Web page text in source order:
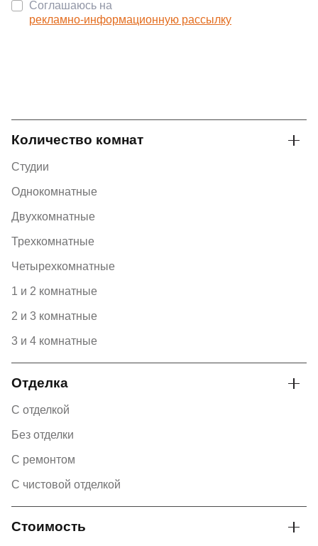
Соглашаюсь на
рекламно-информационную рассылку
Количество комнат
Студии
Однокомнатные
Двухкомнатные
Трехкомнатные
Четырехкомнатные
1 и 2 комнатные
2 и 3 комнатные
3 и 4 комнатные
Отделка
С отделкой
Без отделки
С ремонтом
С чистовой отделкой
Стоимость